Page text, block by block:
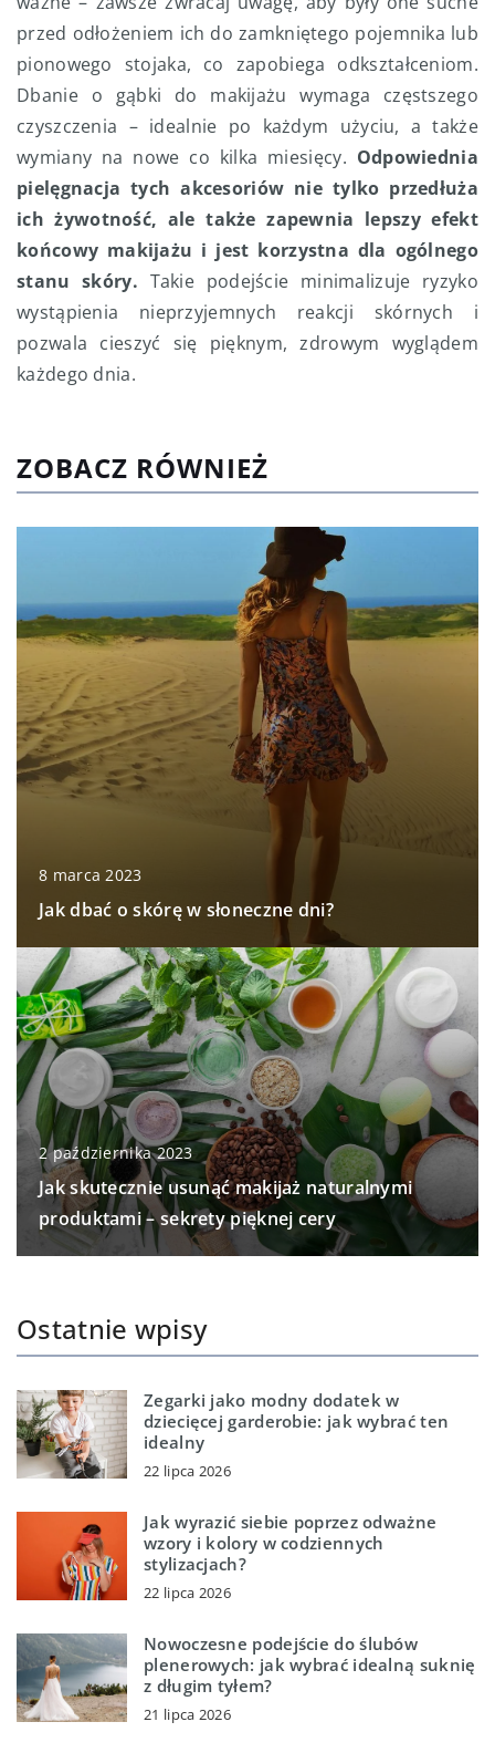
przed odłożeniem ich do zamkniętego pojemnika lub
pionowego stojaka, co zapobiega odkształceniom.
Dbanie o gąbki do makijażu wymaga częstszego
czyszczenia – idealnie po każdym użyciu, a także
wymiany na nowe co kilka miesięcy. Odpowiednia
pielęgnacja tych akcesoriów nie tylko przedłuża
ich żywotność, ale także zapewnia lepszy efekt
końcowy makijażu i jest korzystna dla ogólnego
stanu skóry. Takie podejście minimalizuje ryzyko
wystąpienia nieprzyjemnych reakcji skórnych i
pozwala cieszyć się pięknym, zdrowym wyglądem
każdego dnia.
ZOBACZ RÓWNIEŻ
8 marca 2023
Jak dbać o skórę w słoneczne dni?
2 października 2023
Jak skutecznie usunąć makijaż naturalnymi
produktami – sekrety pięknej cery
Ostatnie wpisy
Zegarki jako modny dodatek w
dziecięcej garderobie: jak wybrać ten
idealny
22 lipca 2026
Jak wyrazić siebie poprzez odważne
wzory i kolory w codziennych
stylizacjach?
22 lipca 2026
Nowoczesne podejście do ślubów
plenerowych: jak wybrać idealną suknię
z długim tyłem?
21 lipca 2026